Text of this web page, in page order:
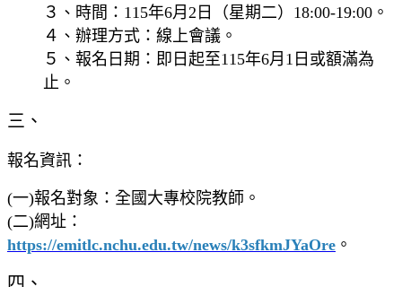
３、時間：115年6月2日（星期二）18:00-19:00。
４、辦理方式：線上會議。
５、報名日期：即日起至115年6月1日或額滿為
止。
三、
報名資訊：
(一)報名對象：全國大專校院教師。
(二)網址：
https://emitlc.nchu.edu.tw/news/k3sfkmJYaOre 。